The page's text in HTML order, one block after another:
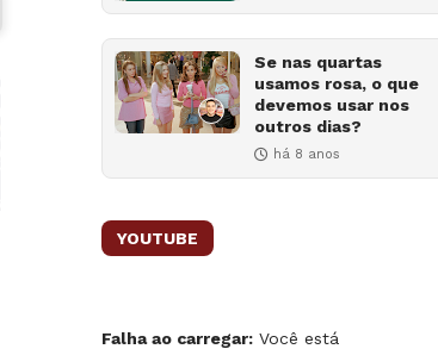
Se nas quartas
usamos rosa, o que
devemos usar nos
outros dias?
há 8 anos
YOUTUBE
Falha ao carregar: Você está